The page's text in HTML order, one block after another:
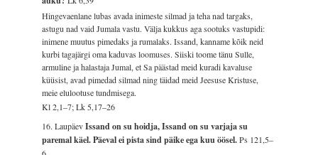
Hingevaenlane lubas avada inimeste silmad ja teha nad targaks,
astugu nad vaid Jumala vastu. Välja kukkus aga sootuks vastupidi:
inimene muutus pimedaks ja rumalaks. Issand, kanname kõik neid
kurbi tagajärgi oma kaduvas loomuses. Siiski toome tänu Sulle,
armuline ja halastaja Jumal, et Sa päästad meid kuradi kavaluse
küüsist, avad pimedad silmad ning täidad meid Jeesuse Kristuse,
meie elulootuse tundmisega.
Kl 2,1–7; Lk 5,17–26
16. LaupäevIssand on su hoidja, Issand on su varjaja su
paremal käel. Päeval ei pista sind päike ega kuu öösel.Ps 121,5–
6